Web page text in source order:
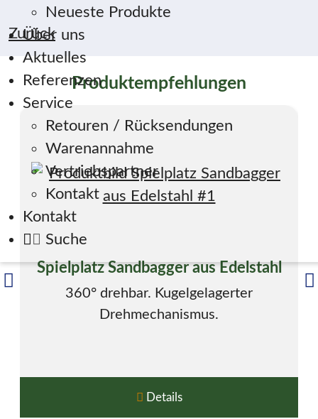
Neueste Produkte
Über uns
Aktuelles
Referenzen
Service
Retouren / Rücksendungen
Warenannahme
Vertriebspartner
Kontakt
Kontakt
Suche
Zurück
Produktempfehlungen
Spielplatz Sandbagger aus Edelstahl
360° drehbar. Kugelgelagerter
Drehmechanismus.
Details